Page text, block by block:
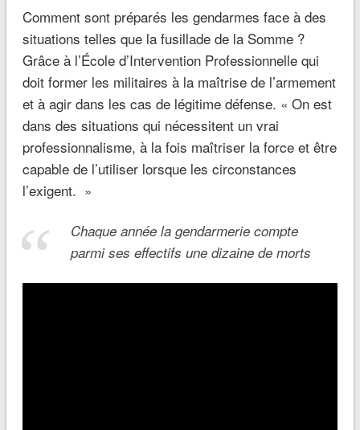
Comment sont préparés les gendarmes face à des
situations telles que la fusillade de la Somme ?
Grâce à l’École d’Intervention Professionnelle qui
doit former les militaires à la maîtrise de l’armement
et à agir dans les cas de légitime défense. « On est
dans des situations qui nécessitent un vrai
professionnalisme, à la fois maîtriser la force et être
capable de l’utiliser lorsque les circonstances
l’exigent. »
Chaque année la gendarmerie compte
parmi ses effectifs une dizaine de morts